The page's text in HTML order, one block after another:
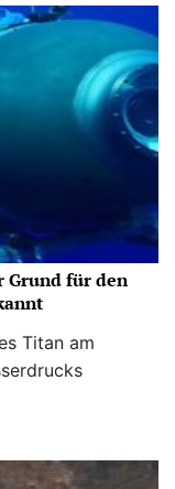
Grund für den
Titan am